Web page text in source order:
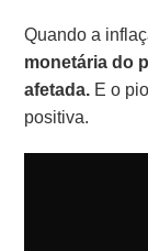
Quando a
monetária do
afetada. E o
positiva.